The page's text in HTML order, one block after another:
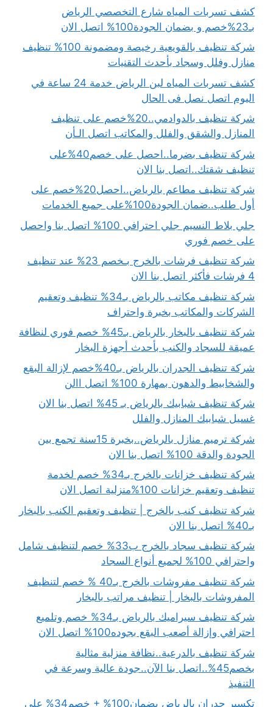
كشف تسربات المياه شارع التخصصي الرياض
بـ23%خصم و بضمان الجودة100% اتصل الان
شركة تنظيف بالقويعية رخيصة ومضمونة 100% تنظيف
منازل وفلل وسجاد بأحدث التقنيات
كشف تسربات المياه لبن الرياض خدمة 24 ساعة في
اليوم اتصل نصل فى الحال
شركة تنظيف بالدوادمي..20%خصم على تنظيف
المنازل والشقق والفلل والمكاتب اتصل الـأن
شركة تنظيف بضرما..احصل على خصم40%على
تنظيف شقتك..اتصل بنا الان
شركة تنظيف مطاعم بالرياض..احصل20%خصم على
أول طلب..ضمان الجودة100%على جميع الخدمات
جلي بلاط النسيم جلي احترافي 100% اتصل بنا واحصل
على خصم فوري
شركة تنظيف فرشات بالخرج بـخصم 23% عند تنظيف
4 فرشات فأكثر اتصل بنا الان
شركة تنظيف مكاتب بالرياض بـ34% تنظيف وتعقيم
الشركات والمكاتب بخبرة واحتراف
شركة تنظيف بالبخار بالرياض بـ45% خصم فوري لنظافة
عميقة للسجاد والكنب بأحدث أجهزة البخار
شركة تنظيف الجدران بالرياض بـ40%خصم لإزالة البقع
والشخابيط والدهون بمهارة 100% اتصل االن
شركة تنظيف شبابيك بالرياض بـ 45% اتصل بنا الان
غسيل شبابيك المنازل والفلل
شركة ترميم منازل بالرياض..بخبرة 15سنة تجمع بين
الجودة والدقة 100% اتصل بنا الان
شركة تنظيف خزانات بالخرج بـ34% خصم لخدمة
تنظيف وتعقيم خزانات 100%منزلية اتصل الان
شركة تنظيف كنب بالخرج | تنظيف وتعقيم الكنب بالبخار
بـ40% اتصل بنا الان
شركة تنظيف سجاد بالخرج ب33% خصم لتنظيف شامل
واحترافي 100% لجميع أنواع السجاد
شركة تنظيف مفروشات بالخرج بـ40 % خصم لتنظيف
المفروشات بالبخار | تنظيف مراتب بالبخار
شركة تنظيف سيراميك بالرياض بـ34% خصم وتلميع
احترافي وإزالة أصعب البقع بجوده100% اتصل الان
شركة تنظيف بالدرعية..نظافة منزلية مثالية
بخصم45%..اتصل بنا الآن..جودة عالية وسرعة في
التنفيذ
تكسير جدران بالرياض بضمان100% + خصم34% على